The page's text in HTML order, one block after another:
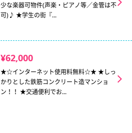
少な楽器可物件(声楽・ピアノ等／金管は不
可)♪ ★学生の街『...
¥62,000
★☆インターネット使用料無料☆★ ★しっ
かりとした鉄筋コンクリート造マンショ
ン！！ ★交通便利でお...